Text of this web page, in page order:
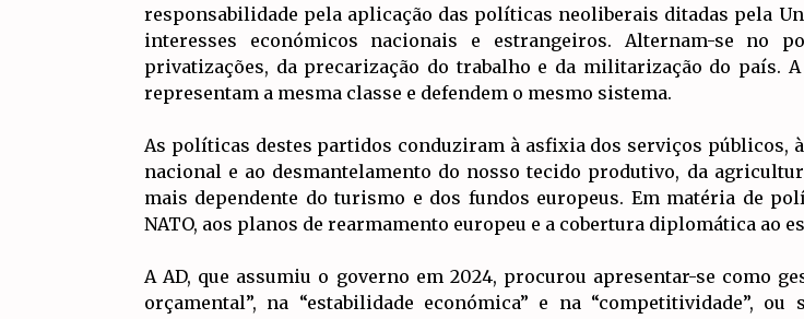
responsabilidade pela aplicação das políticas neoliberais ditadas pela
interesses económicos nacionais e estrangeiros. Alternam-se no
privatizações, da precarização do trabalho e da militarização do país.
representam a mesma classe e defendem o mesmo sistema.
As políticas destes partidos conduziram à asfixia dos serviços públicos,
nacional e ao desmantelamento do nosso tecido produtivo, da
mais dependente do turismo e dos fundos europeus. Em matéria de
NATO, aos planos de rearmamento europeu e a cobertura diplomática ao
A AD, que assumiu o governo em 2024, procurou apresentar-se como
orçamental”, na “estabilidade económica” e na “competitividade”,